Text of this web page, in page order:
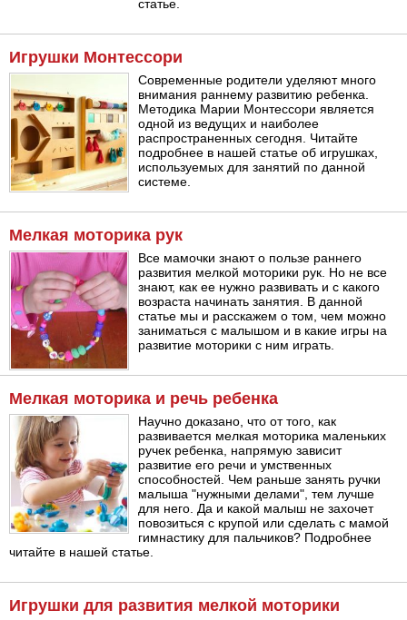
статье.
Игрушки Монтессори
Современные родители уделяют много
внимания раннему развитию ребенка.
Методика Марии Монтессори является
одной из ведущих и наиболее
распространенных сегодня. Читайте
подробнее в нашей статье об игрушках,
используемых для занятий по данной
системе.
Мелкая моторика рук
Все мамочки знают о пользе раннего
развития мелкой моторики рук. Но не все
знают, как ее нужно развивать и с какого
возраста начинать занятия. В данной
статье мы и расскажем о том, чем можно
заниматься с малышом и в какие игры на
развитие моторики с ним играть.
Мелкая моторика и речь ребенка
Научно доказано, что от того, как
развивается мелкая моторика маленьких
ручек ребенка, напрямую зависит
развитие его речи и умственных
способностей. Чем раньше занять ручки
малыша "нужными делами", тем лучше
для него. Да и какой малыш не захочет
повозиться с крупой или сделать с мамой
гимнастику для пальчиков? Подробнее
читайте в нашей статье.
Игрушки для развития мелкой моторики